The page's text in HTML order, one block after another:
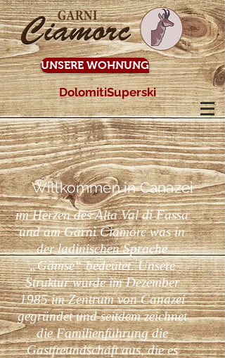
UNSERE WOHNUNG
DolomitiSuperski
Willkommen in Canazei
im Herzen des Alta Val di Fassa
und am Garnì Ciamorc was in
der ladinischen Sprache
„Gämse“ bedeutet. Unsere
Struktur wurde im Dezember
1985 im Zentrum von Canazei
gegründet und seitdem zeichnet
die Familienführung die
Gastfreundschaft aus, die es